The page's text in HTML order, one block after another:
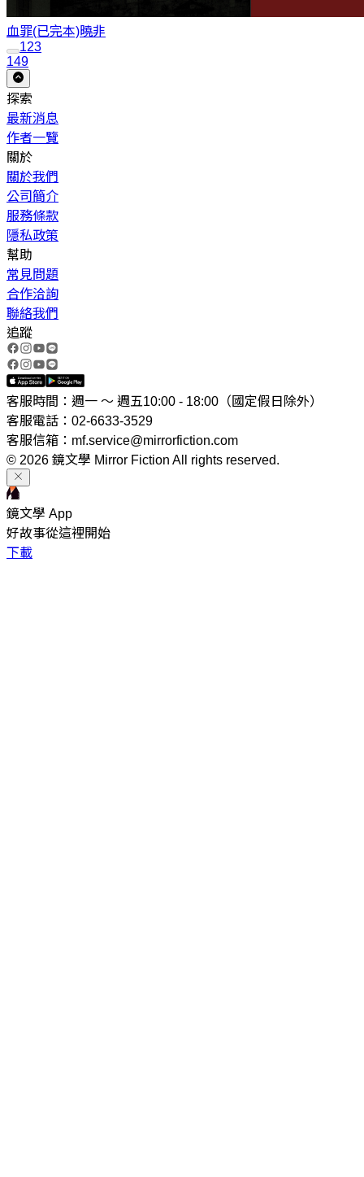
血罪(已完本)曉非
123
149
探索
最新消息
作者一覽
關於
關於我們
公司簡介
服務條款
隱私政策
幫助
常見問題
合作洽詢
聯絡我們
追蹤
客服時間：週一 ～ 週五10:00 - 18:00（國定假日除外）
客服電話：02-6633-3529
客服信箱：mf.service@mirrorfiction.com
© 2026 鏡文學 Mirror Fiction All rights reserved.
鏡文學 App
好故事從這裡開始
下載